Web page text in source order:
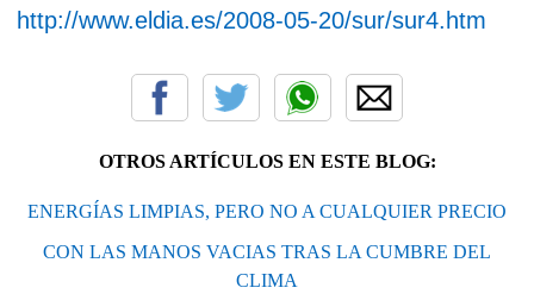
http://www.eldia.es/2008-05-20/sur/sur4.htm
OTROS ARTÍCULOS EN ESTE BLOG:
ENERGÍAS LIMPIAS, PERO NO A CUALQUIER PRECIO
CON LAS MANOS VACIAS TRAS LA CUMBRE DEL
CLIMA